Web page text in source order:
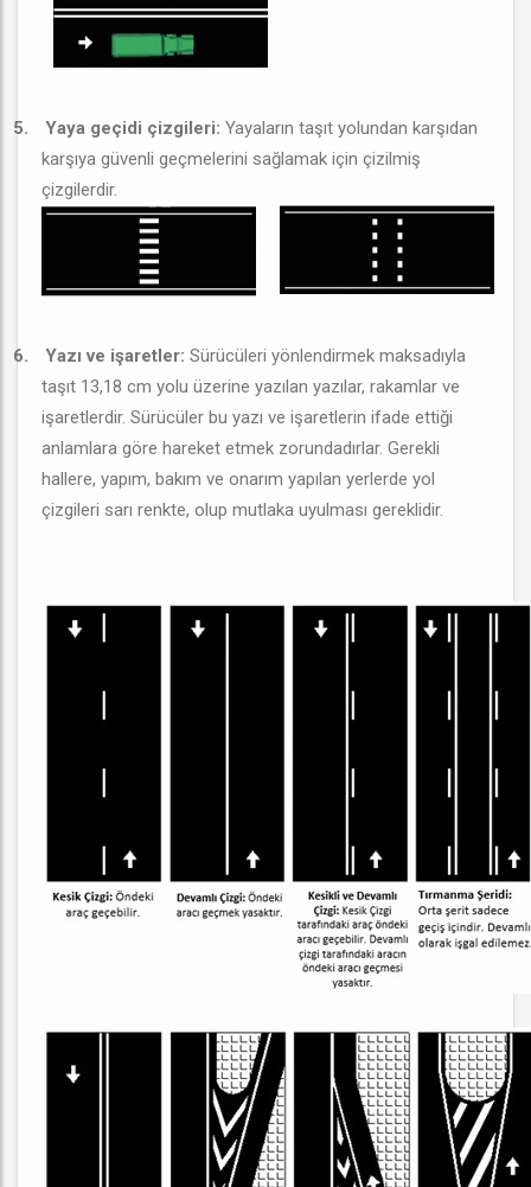
5. Yaya geçidi çizgileri: Yayaların taşıt yolundan karşıdan
karşıya güvenli geçmelerini sağlamak için çizilmiş
çizgilerdir.
6. Yazı ve işaretler: Sürücüleri yönlendirmek maksadıyla
taşıt 13,18 cm yolu üzerine yazılan yazılar, rakamlar ve
işaretlerdir. Sürücüler bu yazı ve işaretlerin ifade ettiği
anlamlara göre hareket etmek zorundadırlar. Gerekli
hallere, yapım, bakım ve onarım yapılan yerlerde yol
çizgileri sarı renkte, olup mutlaka uyulması gereklidir.